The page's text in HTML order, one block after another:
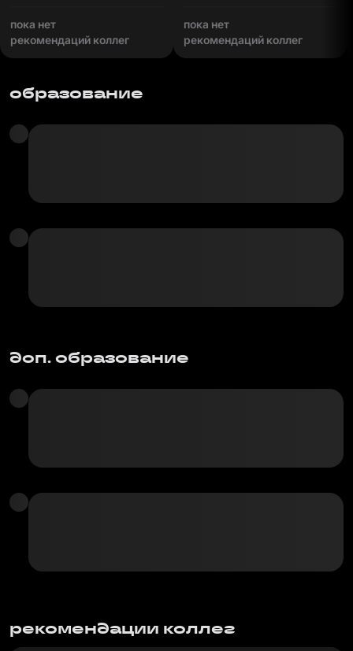
пока нет
рекомендаций коллег
пока нет
рекомендаций коллег
образование
доп. образование
рекомендации коллег